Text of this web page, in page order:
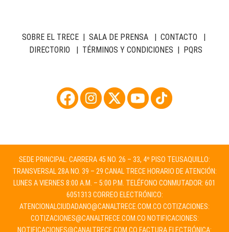
SOBRE EL TRECE| SALA DE PRENSA| CONTACTO |
DIRECTORIO | TÉRMINOS Y CONDICIONES | PQRS
SEDE PRINCIPAL: CARRERA 45 NO. 26 – 33, 4º PISO TEUSAQUILLO:
TRANSVERSAL 28A NO. 39 – 29 CANAL TRECE HORARIO DE ATENCIÓN:
LUNES A VIERNES 8:00 A.M. – 5:00 P.M. TELÉFONO CONMUTADOR: 601
6051313 CORREO ELECTRÓNICO:
ATENCIONALCIUDADANO@CANALTRECE.COM.CO COTIZACIONES:
COTIZACIONES@CANALTRECE.COM.CO NOTIFICACIONES:
NOTIFICACIONES@CANALTRECE.COM.CO FACTURA ELECTRÓNICA: